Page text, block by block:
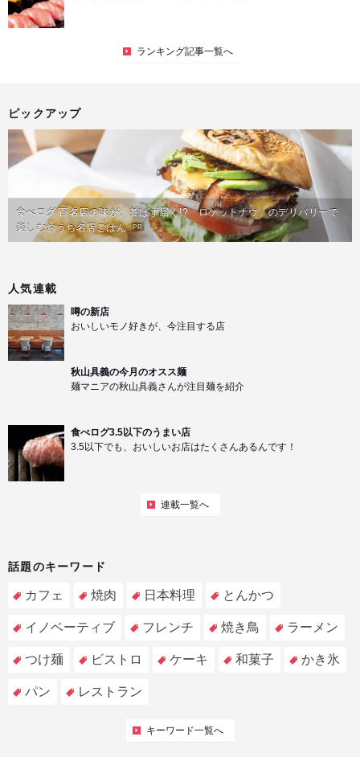
ランキング記事一覧へ
ピックアップ
食べログ 百名店の味が、並ばず届く!?「ロケットナウ」のデリバリーで
楽しむおうち名店ごはん PR
人気連載
噂の新店
おいしいモノ好きが、今注目する店
秋山具義の今月のオスス麺
麺マニアの秋山具義さんが注目麺を紹介
食べログ3.5以下のうまい店
3.5以下でも、おいしいお店はたくさんあるんです！
連載一覧へ
話題のキーワード
カフェ 焼肉 日本料理 とんかつ
イノベーティブ フレンチ 焼き鳥 ラーメン
つけ麺 ビストロ ケーキ 和菓子 かき氷
パン レストラン
キーワード一覧へ